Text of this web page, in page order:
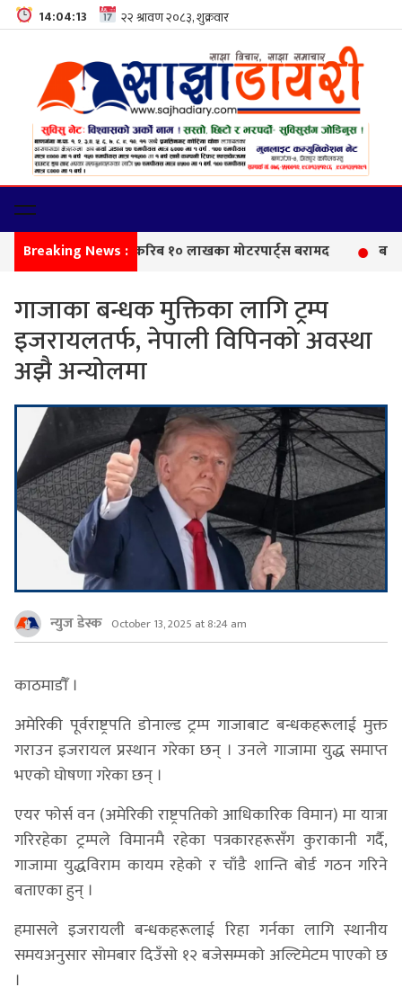
14:04:14
Breaking News :
गाजाका बन्धक मुक्तिका लागि ट्रम्प
इजरायलतर्फ, नेपाली विपिनको अवस्था
अझै अन्योलमा
न्युज डेस्क October 13, 2025 at 8:24 am
काठमाडौँ ।
अमेरिकी पूर्वराष्ट्रपति डोनाल्ड ट्रम्प गाजाबाट बन्धकहरूलाई मुक्त
गराउन इजरायल प्रस्थान गरेका छन् । उनले गाजामा युद्ध समाप्त
भएको घोषणा गरेका छन् ।
एयर फोर्स वन (अमेरिकी राष्ट्रपतिको आधिकारिक विमान) मा यात्रा
गरिरहेका ट्रम्पले विमानमै रहेका पत्रकारहरूसँग कुराकानी गर्दै,
गाजामा युद्धविराम कायम रहेको र चाँडै शान्ति बोर्ड गठन गरिने
बताएका हुन् ।
हमासले इजरायली बन्धकहरूलाई रिहा गर्नका लागि स्थानीय
समयअनुसार सोमबार दिउँसो १२ बजेसम्मको अल्टिमेटम पाएको छ
।